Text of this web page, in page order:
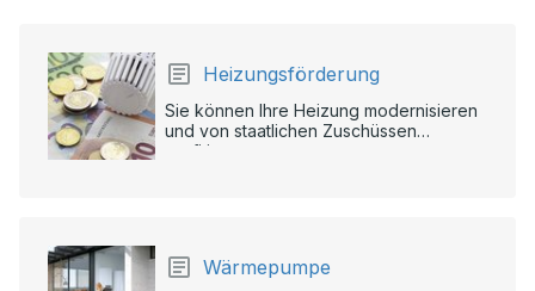
Heizungsförderung
Sie können Ihre Heizung modernisieren
und von staatlichen Zuschüssen
profitieren.
Wärmepumpe